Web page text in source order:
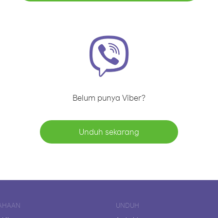
Belum punya Viber?
Unduh sekarang
UNDUH